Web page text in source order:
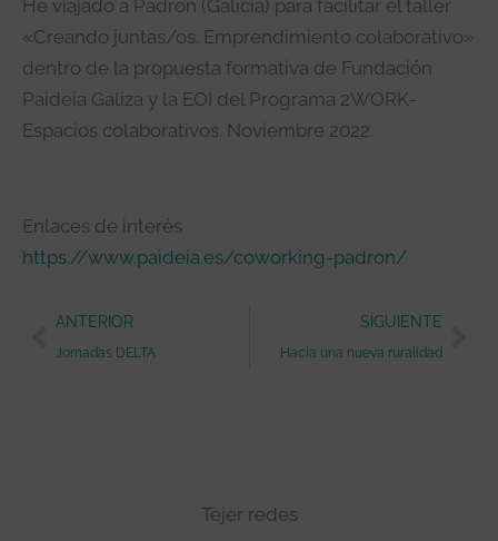
He viajado a Padrón (Galicia) para facilitar el taller
«Creando juntas/os. Emprendimiento colaborativo»
dentro de la propuesta formativa de Fundación
Paideia Galiza y la EOI del Programa 2WORK-
Espacios colaborativos. Noviembre 2022.
Enlaces de interés
https://www.paideia.es/coworking-padron/
AntANTERIOR
Jornadas DELTA
SIGUIENTE
Hacia una nueva ruralidad
Tejer redes